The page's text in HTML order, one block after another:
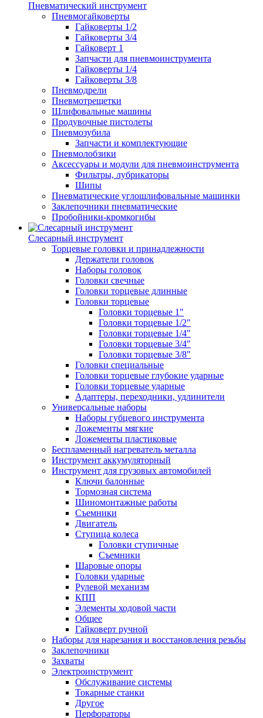
Пневматический инструмент
Пневмогайковерты
Гайковерты 1/2
Гайковерты 3/4
Гайковерт 1
Запчасти для пневмоинструмента
Гайковерты 1/4
Гайковерты 3/8
Пневмодрели
Пневмотрещетки
Шлифовальные машины
Продувочные пистолеты
Пневмозубила
Запчасти и комплектующие
Пневмолобзики
Аксессуары и модули для пневмоинструмента
Фильтры, лубрикаторы
Шипы
Пневматические углошлифовальные машинки
Заклепочники пневматические
Пробойники-кромкогибы
Слесарный инструмент
Торцевые головки и принадлежности
Держатели головок
Наборы головок
Головки свечные
Головки торцевые длинные
Головки торцевые
Головки торцевые 1"
Головки торцевые 1/2"
Головки торцевые 1/4"
Головки торцевые 3/4"
Головки торцевые 3/8"
Головки специальные
Головки торцевые глубокие ударные
Головки торцевые ударные
Адаптеры, переходники, удлинители
Универсальные наборы
Наборы губцевого инструмента
Ложементы мягкие
Ложементы пластиковые
Беспламенный нагреватель металла
Инструмент аккумуляторный
Инструмент для грузовых автомобилей
Ключи балонные
Тормозная система
Шиномонтажные работы
Cъемники
Двигатель
Ступица колеса
Головки ступичные
Cъемники
Шаровые опоры
Головки ударные
Рулевой механизм
КПП
Элементы ходовой части
Общее
Гайковерт ручной
Наборы для нарезания и восстановления резьбы
Заклепочники
Захваты
Электроинструмент
Обслуживание системы
Токарные станки
Другое
Перфораторы